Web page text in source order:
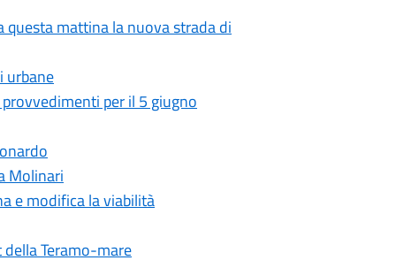
questa mattina la nuova strada di
urbane
per il 5 giugno
Molinari
e modifica la viabilità
Teramo-mare